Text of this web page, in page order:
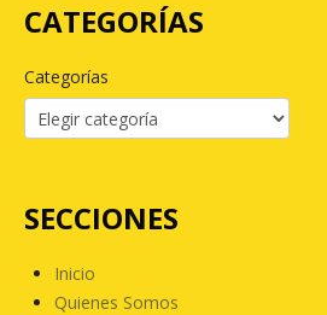
CATEGORÍAS
Categorías
SECCIONES
Inicio
Quienes Somos